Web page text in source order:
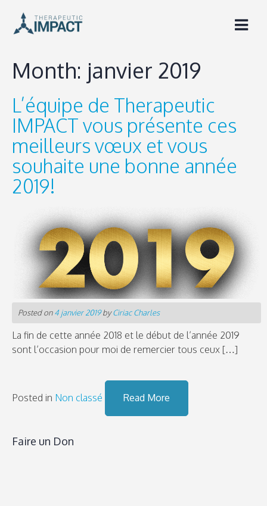
content
Month: janvier 2019
L’équipe de Therapeutic
IMPACT vous présente ces
meilleurs vœux et vous
souhaite une bonne année
2019!
Posted on4 janvier 2019byCiriac Charles
La fin de cette année 2018 et le début de l’année 2019
sont l’occasion pour moi de remercier tous ceux […]
Posted in Non classé Read More
Faire un Don